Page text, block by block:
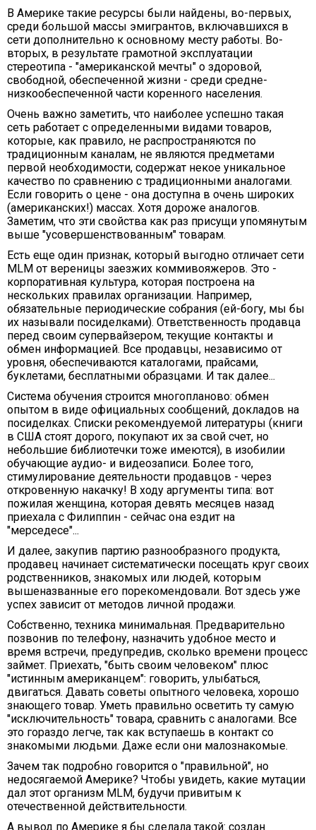
В Америке такие ресурсы были найдены, во-первых,
среди большой массы эмигрантов, включавшихся в
сети дополнительно к основному месту работы. Во-
вторых, в результате грамотной эксплуатации
стереотипа - "американской мечты" о здоровой,
свободной, обеспеченной жизни - среди средне-
низкообеспеченной части коренного населения.
Очень важно заметить, что наиболее успешно такая
сеть работает с определенными видами товаров,
которые, как правило, не распространяются по
традиционным каналам, не являются предметами
первой необходимости, содержат некое уникальное
качество по сравнению с традиционными аналогами.
Если говорить о цене - она доступна в очень широких
(американских!) массах. Хотя дороже аналогов.
Заметим, что эти свойства как раз присущи упомянутым
выше "усовершенствованным" товарам.
Есть еще один признак, который выгодно отличает сети
МLМ от вереницы заезжих коммивояжеров. Это -
корпоративная культура, которая построена на
нескольких правилах организации. Например,
обязательные периодические собрания (ей-богу, мы бы
их называли посиделками). Ответственность продавца
перед своим супервайзером, текущие контакты и
обмен информацией. Все продавцы, независимо от
уровня, обеспечиваются каталогами, прайсами,
буклетами, бесплатными образцами. И так далее...
Система обучения строится многопланово: обмен
опытом в виде официальных сообщений, докладов на
посиделках. Списки рекомендуемой литературы (книги
в США стоят дорого, покупают их за свой счет, но
небольшие библиотечки тоже имеются), в изобилии
обучающие аудио- и видеозаписи. Более того,
стимулирование деятельности продавцов - через
откровенную накачку! В ходу аргументы типа: вот
пожилая женщина, которая девять месяцев назад
приехала с Филиппин - сейчас она ездит на
"мерседесе"...
И далее, закупив партию разнообразного продукта,
продавец начинает систематически посещать круг своих
родственников, знакомых или людей, которым
вышеназванные его порекомендовали. Вот здесь уже
успех зависит от методов личной продажи.
Собственно, техника минимальная. Предварительно
позвонив по телефону, назначить удобное место и
время встречи, предупредив, сколько времени процесс
займет. Приехать, "быть своим человеком" плюс
"истинным американцем": говорить, улыбаться,
двигаться. Давать советы опытного человека, хорошо
знающего товар. Уметь правильно осветить ту самую
"исключительность" товара, сравнить с аналогами. Все
это гораздо легче, так как вступаешь в контакт со
знакомыми людьми. Даже если они малознакомые.
Зачем так подробно говорится о "правильной", но
недосягаемой Америке? Чтобы увидеть, какие мутации
дал этот организм МLМ, будучи привитым к
отечественной действительности.
А вывод по Америке я бы сделала такой: создан